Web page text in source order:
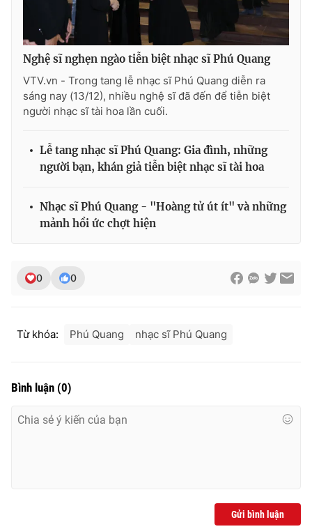
THỜI BÁO VTV
Cơ quan chủ quản:Đài Truyền hình Việt Nam
Giấy phép hoạt động báo in và báo điện tử số 483/GP-BTTTT
cấp ngày 29/12/2023
Nguyễn Trọng Ninh
Email:toasoan@vtv.vn
Nghệ sĩ nghẹn ngào tiễn biệt nhạc sĩ Phú Quang
VTV.vn - Trong tang lễ nhạc sĩ Phú Quang diễn ra
sáng nay (13/12), nhiều nghệ sĩ đã đến để tiễn biệt
người nhạc sĩ tài hoa lần cuối.
Lễ tang nhạc sĩ Phú Quang: Gia đình, những
người bạn, khán giả tiễn biệt nhạc sĩ tài hoa
Nhạc sĩ Phú Quang - "Hoàng tử út ít" và những
mảnh hồi ức chợt hiện
0 0
Từ khóa: Phú Quang nhạc sĩ Phú Quang
Bình luận (0)
Gửi bình luận